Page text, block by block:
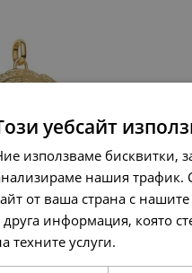
КЪМ ПО-
101. €
уебсайт
използваме бисквитки,
нашия трафик.
от ваша страна с
друга информация, която
техните услуги.